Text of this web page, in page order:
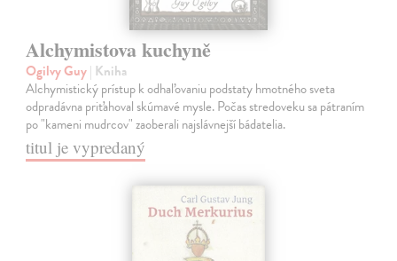
Alchymistova kuchyně
Ogilvy Guy| Kniha
Alchymistický prístup k odhaľovaniu podstaty hmotného sveta
odpradávna priťahoval skúmavé mysle. Počas stredoveku sa pátraním
po "kameni mudrcov" zaoberali najslávnejší bádatelia.
titul je vypredaný